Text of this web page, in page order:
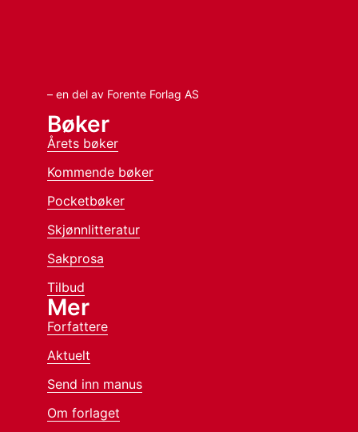
– en del av Forente Forlag AS
Bøker
Årets bøker
Kommende bøker
Pocketbøker
Skjønnlitteratur
Sakprosa
Tilbud
Mer
Forfattere
Aktuelt
Send inn manus
Om forlaget